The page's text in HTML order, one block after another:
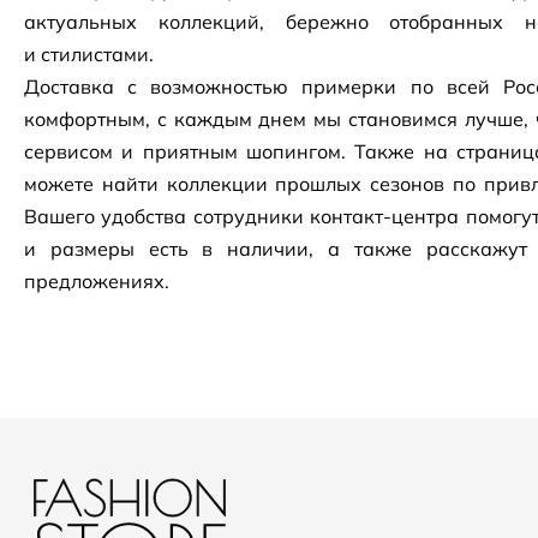
актуальных коллекций, бережно отобранных
и стилистами.
Доставка с возможностью примерки по всей
комфортным, с каждым днем мы становимся лучше,
сервисом и приятным шопингом. Также на
можете найти коллекции прошлых сезонов по
Вашего удобства сотрудники контакт-центра
и размеры есть в наличии, а также
предложениях.